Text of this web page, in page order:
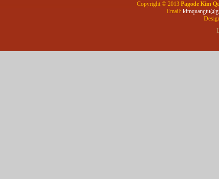
Copyright © 2013 Pagode Kim
Email: